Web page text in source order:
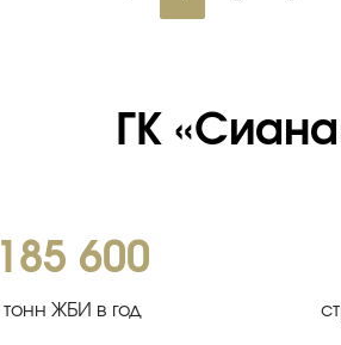
ГК
185 600
тонн ЖБИ в год